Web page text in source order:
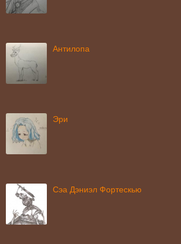
Антилопа
Эри
Сэа Дэниэл Фортескью